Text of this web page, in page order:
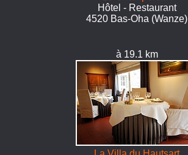
Hôtel - Restaurant
4520 Bas-Oha (Wanze)
à 19.1 km